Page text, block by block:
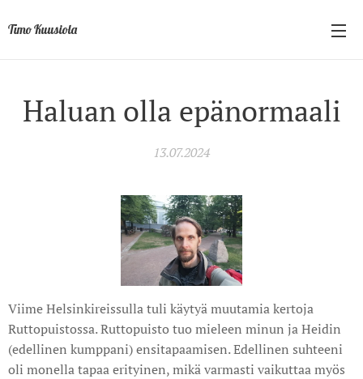
Timo Kuusiola
Haluan olla epänormaali
13.07.2024
Viime Helsinkireissulla tuli käytyä muutamia kertoja
Ruttopuistossa. Ruttopuisto tuo mieleen minun ja Heidin
(edellinen kumppani) ensitapaamisen. Edellinen suhteeni
oli monella tapaa erityinen, mikä varmasti vaikuttaa myös